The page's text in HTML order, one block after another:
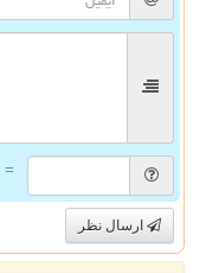
= ۲ بعلاوه ۱
ارسال نظر